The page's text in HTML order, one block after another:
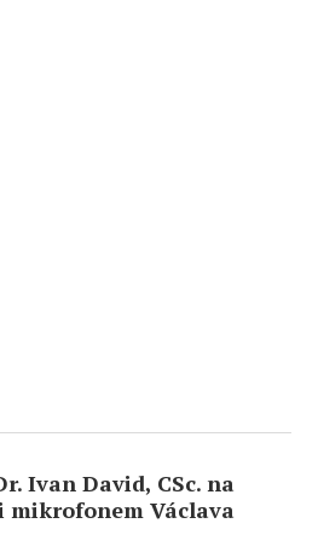
Ivan David, CSc. na
mikrofonem Václava